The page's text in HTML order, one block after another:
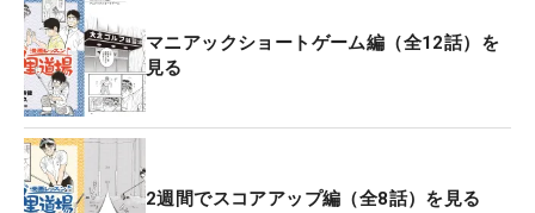
マニアックショートゲーム編（全12話）を
見る
2週間でスコアアップ編（全8話）を見る